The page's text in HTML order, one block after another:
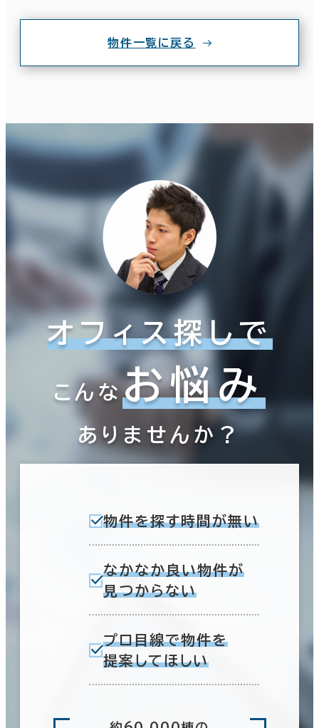
物件一覧に戻る
オフィス探しで
こんなお悩み
ありませんか？
物件を探す時間が無い
なかなか良い物件が
見つからない
プロ目線で物件を
提案してほしい